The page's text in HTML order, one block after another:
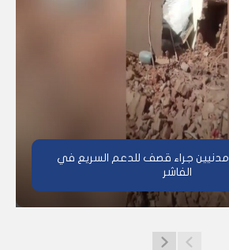
جراء قصف للدعم السريع في
الفاشر